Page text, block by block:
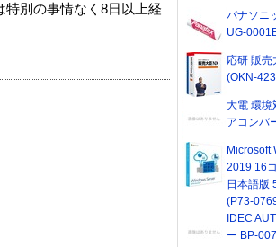
別の事情なく8日以上経
パナソニ
UG-
応研 販売
(OKN-
大電 環境
アコンバ
Microsoft
2019 16
日本語版
(P73-
IDEC
ー BP-